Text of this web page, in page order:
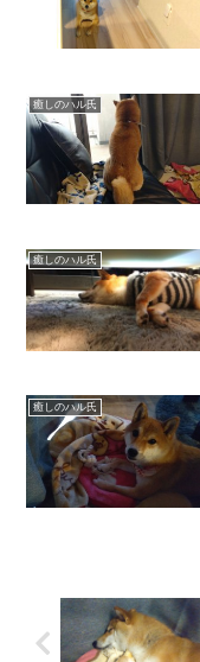
癒しのハル氏
癒しのハル氏
癒しのハル氏